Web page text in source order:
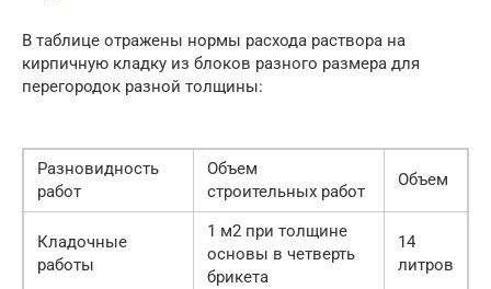
В таблице отражены нормы расхода раствора на
кирпичную кладку из блоков разного размера для
перегородок разной толщины:
Разновидность
работ
Объем
строительных работ
Объем
Кладочные
работы
1 м2 при толщине
основы в четверть
брикета
14
литров